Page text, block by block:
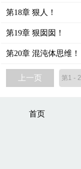
第18章 狠人！
第19章 狠囡囡！
第20章 混沌体思维！
上一页
首页